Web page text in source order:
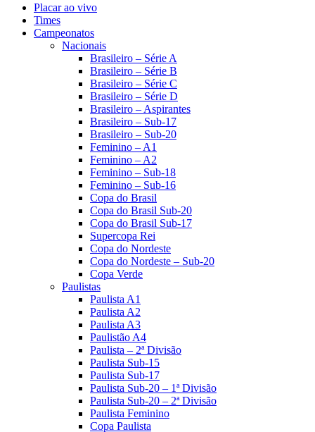
Placar ao vivo
Times
Campeonatos
Nacionais
Brasileiro – Série A
Brasileiro – Série B
Brasileiro – Série C
Brasileiro – Série D
Brasileiro – Aspirantes
Brasileiro – Sub-17
Brasileiro – Sub-20
Feminino – A1
Feminino – A2
Feminino – Sub-18
Feminino – Sub-16
Copa do Brasil
Copa do Brasil Sub-20
Copa do Brasil Sub-17
Supercopa Rei
Copa do Nordeste
Copa do Nordeste – Sub-20
Copa Verde
Paulistas
Paulista A1
Paulista A2
Paulista A3
Paulistão A4
Paulista – 2ª Divisão
Paulista Sub-15
Paulista Sub-17
Paulista Sub-20 – 1ª Divisão
Paulista Sub-20 – 2ª Divisão
Paulista Feminino
Copa Paulista